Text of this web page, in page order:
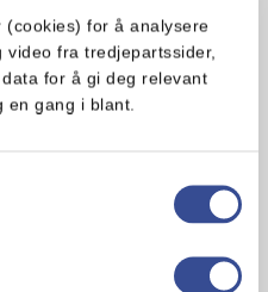
for å analysere
fra tredjepartssider,
for å gi deg relevant
en gang i blant.